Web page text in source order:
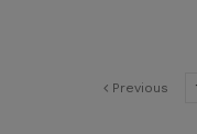
Previous